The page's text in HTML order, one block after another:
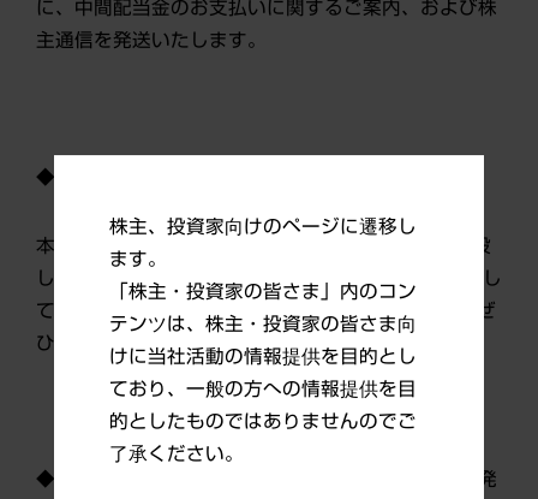
に、中間配当金のお支払いに関するご案内、および株
主通信を発送いたします。
◆第一三共公式Facebookのご紹介
本年9月より、第一三共公式Facebookページを開設
しました。社員やCSR活動についての情報をお届けし
ています。Facebookのアカウントをお持ちの方はぜ
ひご覧ください。
◆次回のIRメールマガジンは、12月13日（金）に発
株主、投資家向けのページに遷移し
ます。
「株主・投資家の皆さま」内のコン
テンツは、株主・投資家の皆さま向
けに当社活動の情報提供を目的とし
ており、一般の方への情報提供を目
的としたものではありませんのでご
了承ください。